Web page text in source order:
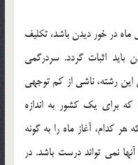
در خور ديدن باشد، تكليف
بايد اثبات گردد. سردرگمي
اين رشته، ناشي از كم توجهي
براي يك كشور به اندازه
كدام، آغاز ماه را به گونه
نمي تواند درست باشد. در